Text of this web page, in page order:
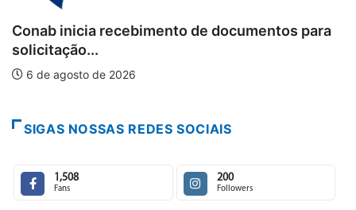
inicia recebimento de documentos para
6 de agosto de 2026
SIGAS NOSSAS REDES SOCIAIS
1,508
Fans
200
Followers